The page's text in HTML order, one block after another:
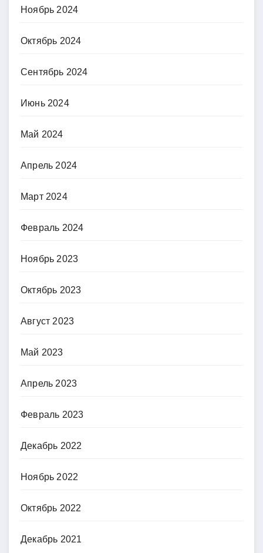
Ноябрь 2024
Октябрь 2024
Сентябрь 2024
Июнь 2024
Май 2024
Апрель 2024
Март 2024
Февраль 2024
Ноябрь 2023
Октябрь 2023
Август 2023
Май 2023
Апрель 2023
Февраль 2023
Декабрь 2022
Ноябрь 2022
Октябрь 2022
Декабрь 2021